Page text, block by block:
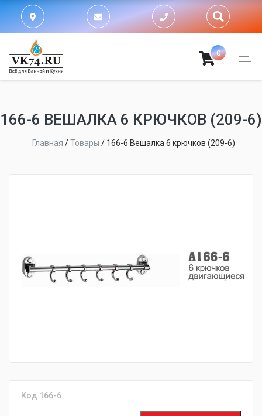
0
166-6 ВЕШАЛКА 6 КРЮЧКОВ (209-6)
Главная /Товары / 166-6 Вешалка 6 крючков (209-6)
Код 166-6